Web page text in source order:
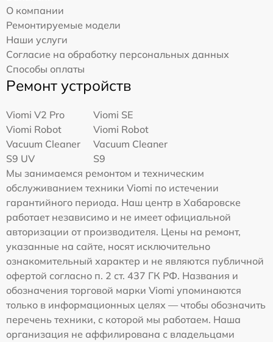
О компании
Ремонтируемые модели
Наши услуги
Согласие на обработку персональных данных
Способы оплаты
Ремонт устройств
Viomi V2 Pro
Viomi SE
Viomi Robot
Vacuum Cleaner
S9 UV
Viomi Robot
Vacuum Cleaner
S9
Мы занимаемся ремонтом и техническим
обслуживанием техники Viomi по истечении
гарантийного периода. Наш центр в Хабаровске
работает независимо и не имеет официальной
авторизации от производителя. Цены на ремонт,
указанные на сайте, носят исключительно
ознакомительный характер и не являются публичной
офертой согласно п. 2 ст. 437 ГК РФ. Названия и
обозначения торговой марки Viomi упоминаются
только в информационных целях — чтобы обозначить
перечень техники, с которой мы работаем. Наша
организация не аффилирована с владельцами